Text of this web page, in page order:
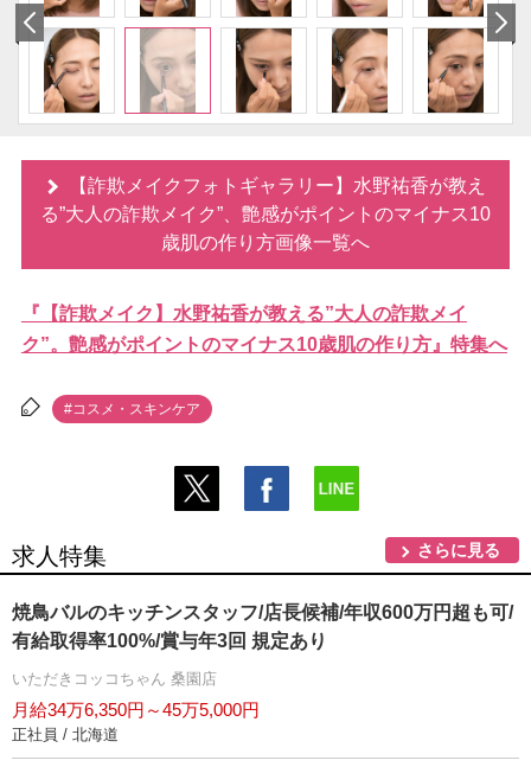
【詐欺メイクフォトギャラリー】水野祐香が教え
る”大人の詐欺メイク”、艶感がポイントのマイナス10
歳肌の作り方画像一覧へ
『【詐欺メイク】水野祐香が教える”大人の詐欺メイ
ク”。艶感がポイントのマイナス10歳肌の作り方』特集へ
#コスメ・スキンケア
求人特集 さらに見る
焼鳥バルのキッチンスタッフ/店長候補/年収600万円超も可/
有給取得率100%/賞与年3回 規定あり
いただきコッコちゃん 桑園店
月給34万6,350円～45万5,000円
正社員 / 北海道